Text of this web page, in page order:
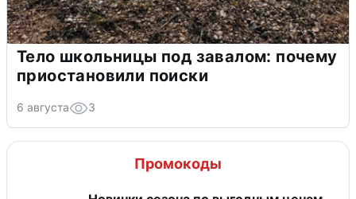
Тело школьницы под завалом: почему
приостановили поиски
6 августа 3
Промокоды